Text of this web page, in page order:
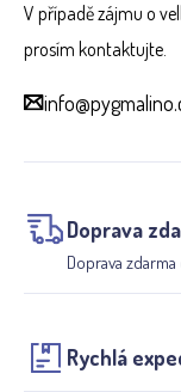
V případě zájmu o
prosím kontaktujte.
Doprava
Doprava
Rychlá